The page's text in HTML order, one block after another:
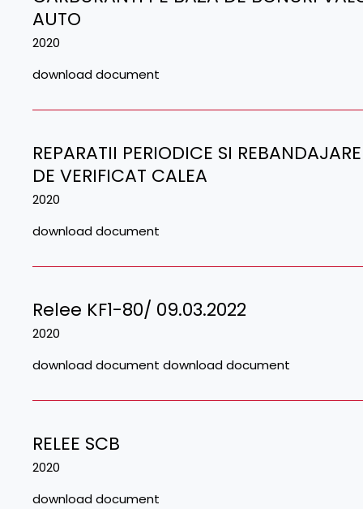
AUTO
2020
download document
REPARATII PERIODICE SI
DE VERIFICAT CALEA
2020
download document
Relee KF1-80/ 09.03.2022
2020
download document download document
RELEE SCB
2020
download document